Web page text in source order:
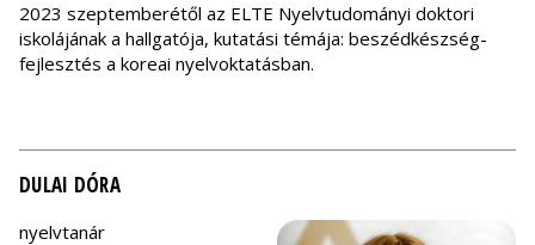
2023 szeptemberétől az ELTE Nyelvtudományi doktori
iskolájának a hallgatója, kutatási témája: beszédkészség-
fejlesztés a koreai nyelvoktatásban.
DULAI DÓRA
nyelvtanár